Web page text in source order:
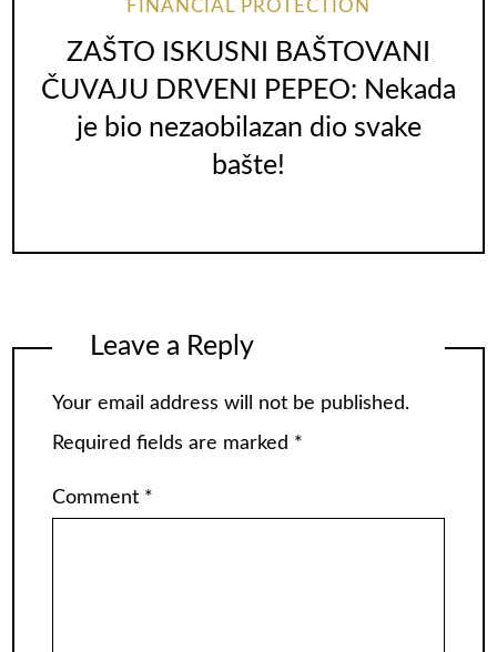
FINANCIAL PROTECTION
ZAŠTO ISKUSNI BAŠTOVANI
ČUVAJU DRVENI PEPEO: Nekada
je bio nezaobilazan dio svake
bašte!
Leave a Reply
Your email address will not be published.
Required fields are marked *
Comment *